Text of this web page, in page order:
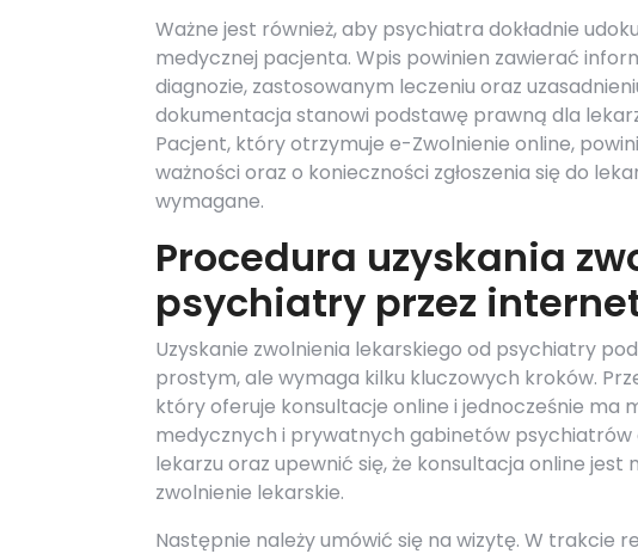
Ważne jest również, aby psychiatra dokładnie
medycznej pacjenta. Wpis powinien zawierać
diagnozie, zastosowanym leczeniu oraz
dokumentacja stanowi podstawę prawną dla
Pacjent, który otrzymuje e-Zwolnienie online,
ważności oraz o konieczności zgłoszenia się do
wymagane.
Procedura uzyskania
psychiatry przez
Uzyskanie zwolnienia lekarskiego od psychiatry
prostym, ale wymaga kilku kluczowych kroków.
który oferuje konsultacje online i jednocześnie ma
medycznych i prywatnych gabinetów psychiatrów
lekarzu oraz upewnić się, że konsultacja online
zwolnienie lekarskie.
Następnie należy umówić się na wizytę. W